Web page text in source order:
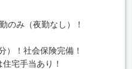
のみ（夜勤なし）！
）！社会保険完備！
宅手当あり！